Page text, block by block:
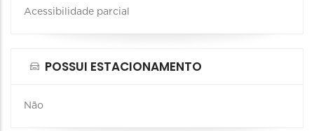
Acessibilidade parcial
POSSUI ESTACIONAMENTO
Não